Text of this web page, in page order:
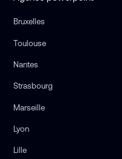
Bruxelles
Toulouse
Nantes
Strasbourg
Marseille
Lyon
Lille